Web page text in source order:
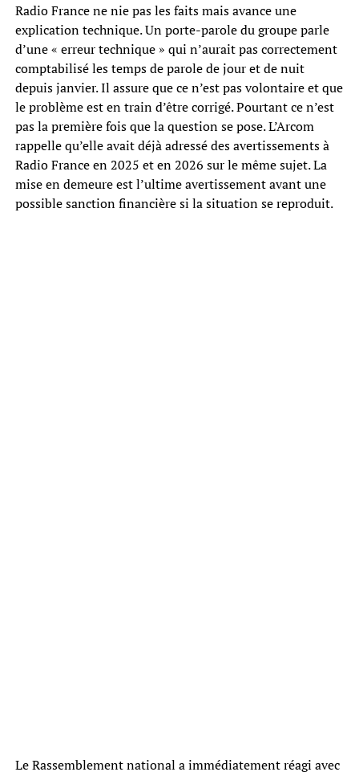
Radio France ne nie pas les faits mais avance une
explication technique. Un porte-parole du groupe parle
d’une « erreur technique » qui n’aurait pas correctement
comptabilisé les temps de parole de jour et de nuit
depuis janvier. Il assure que ce n’est pas volontaire et que
le problème est en train d’être corrigé. Pourtant ce n’est
pas la première fois que la question se pose. L’Arcom
rappelle qu’elle avait déjà adressé des avertissements à
Radio France en 2025 et en 2026 sur le même sujet. La
mise en demeure est l’ultime avertissement avant une
possible sanction financière si la situation se reproduit.
Le Rassemblement national a immédiatement réagi avec